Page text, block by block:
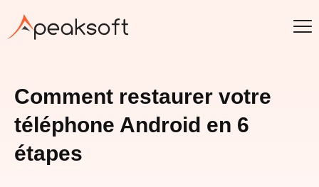
Comment restaurer votre
téléphone Android en 6
étapes